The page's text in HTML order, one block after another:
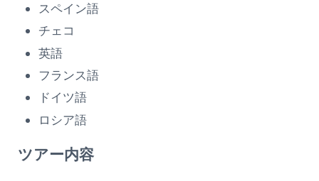
スペイン語
チェコ
英語
フランス語
ドイツ語
ロシア語
ツアー内容